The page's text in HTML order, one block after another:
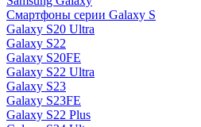
Смартфоны серии Galaxy S
Galaxy S20 Ultra
Galaxy S22
Galaxy S20FE
Galaxy S22 Ultra
Galaxy S23
Galaxy S23FE
Galaxy S22 Plus